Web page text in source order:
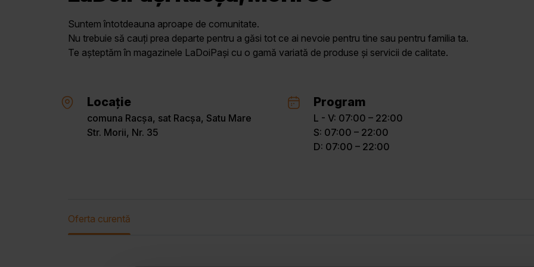
Suntem întotdeauna aproape de comunitate.
Nu trebuie să cauți prea departe pentru a găsi tot ce ai nevoie pentru tine sau pentru familia ta.
Te așteptăm în magazinele LaDoiPași cu o gamă variată de produse și servicii de calitate.
Locație
comuna Racșa, sat Racșa, Satu Mare
Str. Morii, Nr. 35
Program
L - V: 07:00 – 22:00
S: 07:00 – 22:00
D: 07:00 – 22:00
Oferta curentă